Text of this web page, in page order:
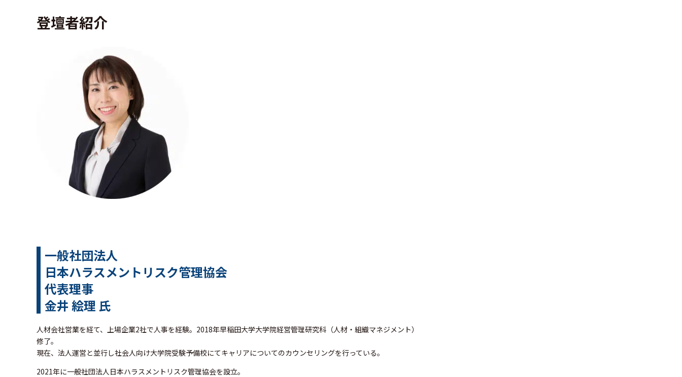
登壇者紹介
一般社団法人
日本ハラスメントリスク管理協会
代表理事
金井 絵理 氏
人材会社営業を経て、上場企業2社で人事を経験。2018年早稲田大学大学院経営管理研究科（人材・組織マネジメント）
修了。
現在、法人運営と並行し社会人向け大学院受験予備校にてキャリアについてのカウンセリングを行っている。
2021年に一般社団法人日本ハラスメントリスク管理協会を設立。